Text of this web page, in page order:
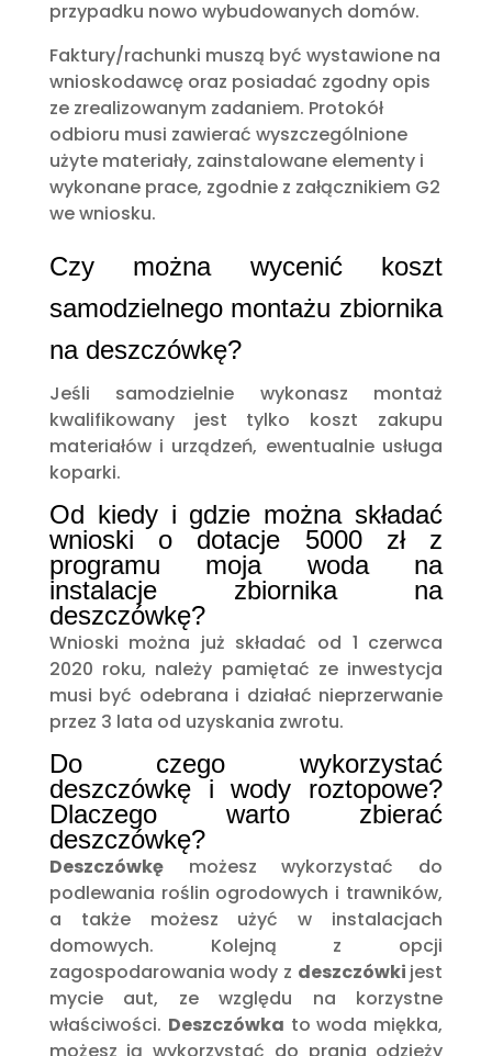
przypadku nowo wybudowanych domów.
Faktury/rachunki muszą być wystawione na
wnioskodawcę oraz posiadać zgodny opis
ze zrealizowanym zadaniem. Protokół
odbioru musi zawierać wyszczególnione
użyte materiały, zainstalowane elementy i
wykonane prace, zgodnie z załącznikiem G2
we wniosku.
Czy można wycenić koszt
samodzielnego montażu zbiornika
na deszczówkę?
Jeśli samodzielnie wykonasz montaż
kwalifikowany jest tylko koszt zakupu
materiałów i urządzeń, ewentualnie usługa
koparki.
Od kiedy i gdzie można składać
wnioski o dotacje 5000 zł z
programu moja woda na
instalacje zbiornika na
deszczówkę?
Wnioski można już składać od 1 czerwca
2020 roku, należy pamiętać ze inwestycja
musi być odebrana i działać nieprzerwanie
przez 3 lata od uzyskania zwrotu.
Do czego wykorzystać
deszczówkę i wody roztopowe?
Dlaczego warto zbierać
deszczówkę?
Deszczówkęmożesz wykorzystać do
podlewania roślin ogrodowych i trawników,
a także możesz użyć w instalacjach
domowych. Kolejną z opcji
zagospodarowania wody z deszczówki jest
mycie aut, ze względu na korzystne
właściwości. Deszczówka to woda miękka,